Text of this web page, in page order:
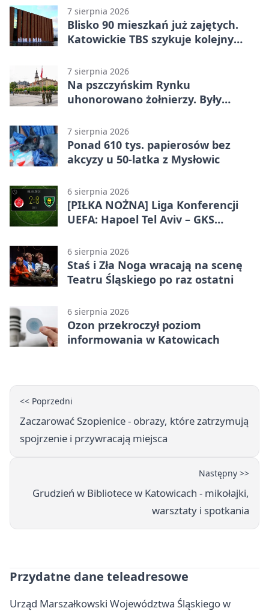
7 sierpnia 2026
Blisko 90 mieszkań już zajętych.
Katowickie TBS szykuje kolejny
7 sierpnia 2026
Na pszczyńskim Rynku
uhonorowano żołnierzy. Były
7 sierpnia 2026
Ponad 610 tys. papierosów bez
akcyzy u 50-latka z Mysłowic
6 sierpnia 2026
[PIŁKA NOŻNA] Liga Konferencji
UEFA: Hapoel Tel Aviv – GKS
rundy kwalifikacyjnej
6 sierpnia 2026
Staś i Zła Noga wracają na scenę
Teatru Śląskiego po raz ostatni
6 sierpnia 2026
Ozon przekroczył poziom
informowania w Katowicach
<< Poprzedni
Zaczarować Szopienice - obrazy, które zatrzymują
spojrzenie i przywracają miejsca
Następny >>
Grudzień w Bibliotece w Katowicach - mikołajki,
warsztaty i spotkania
Przydatne dane teleadresowe
Urząd Marszałkowski Województwa Śląskiego w